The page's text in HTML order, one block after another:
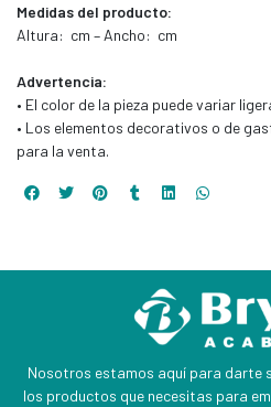
Medidas del producto:
Altura: cm – Ancho: cm
Advertencia:
• El color de la pieza puede variar
• Los elementos decorativos o de
para la venta.
Nosotros estamos aquí para darte
los productos que necesitas para